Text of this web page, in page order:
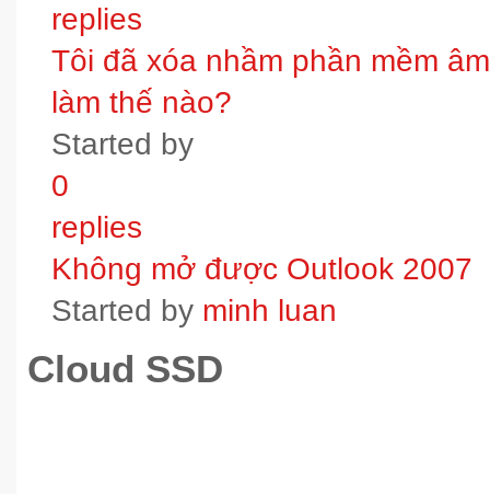
replies
Tôi đã xóa nhầm phần mềm
làm thế nào?
Started by
0
replies
Không mở được Outlook 2007
Started by minh luan
Cloud SSD